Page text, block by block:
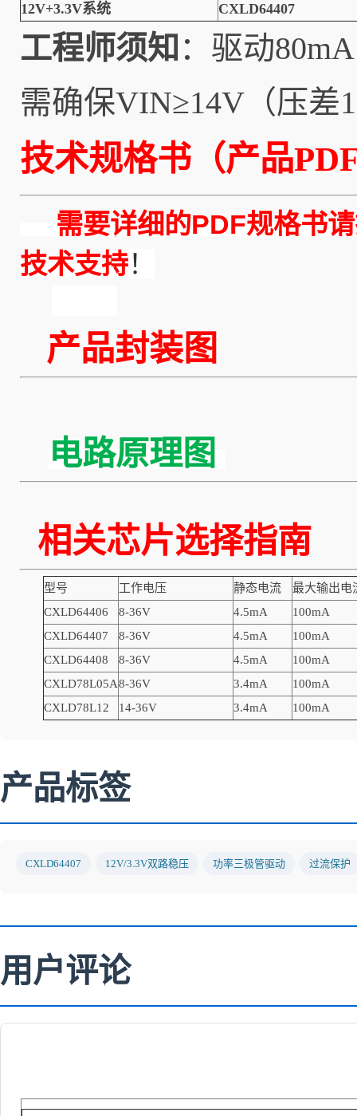
12V+3.3V系统
CXLD64407
工程师须知 ：驱动
需确保VIN≥14V（压差
技术规格书（产品
需要详细的PDF规格书请
技术支持！
产品封装图
电路原理图
相关芯片选择
型号 工作电压 静态电流
最大输出电
CXLD64406
8-36V 4.5mA
100mA
CXLD64407
8-36V 4.5mA
100mA
CXLD64408
8-36V 4.5mA
100mA
CXLD78L05A8-36V 3.4mA
100mA
CXLD78L12
14-36V 3.4mA 100mA
产品标签
CXLD64407 12V/3.3V双路稳压 功率三极管驱动 过流保护
用户评论